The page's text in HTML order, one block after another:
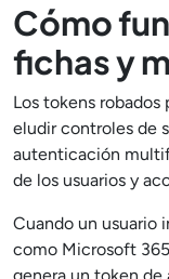
Cómo
fichas y
Los tokens
eludir controles de
autenticación
de los usuarios y
Cuando un usuario
como Microsoft